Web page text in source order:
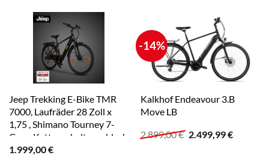
Jeep Trekking E-Bike TMR
7000, Laufräder 28 Zoll x
1,75 , Shimano Tourney 7-
Gang Kettenschaltung, black
1.999,00€
-14%
Kalkhof Endeavour 3.B
Move LB
2.899,00€ Ursprünglicher
2.499,99€